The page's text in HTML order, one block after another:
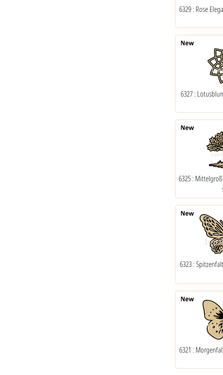
6329 : Rose
6327 :
6325 :
6323 :
6321 :